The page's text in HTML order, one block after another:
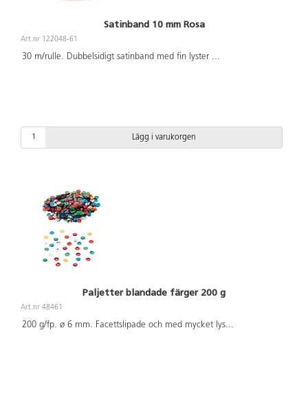
Satinband 10 mm Rosa
Art.nr 122048-61
30 m/rulle. Dubbelsidigt satinband med fin lyster ...
Lägg i varukorgen
Paljetter blandade färger 200 g
Art.nr 48461
200 g/fp. ø 6 mm. Facettslipade och med mycket lys...